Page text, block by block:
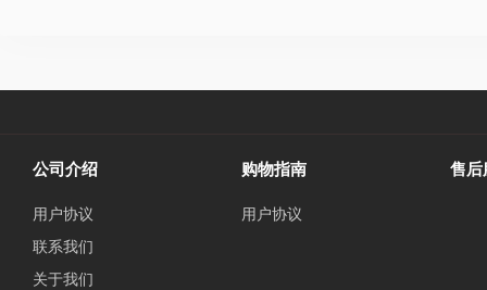
公司介绍
用户协议
联系我们
关于我们
购物指南
用户协议
售